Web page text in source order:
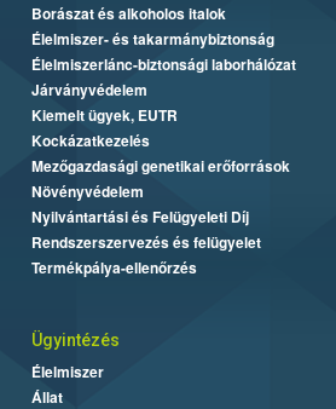
Borászat és alkoholos italok
Élelmiszer- és takarmánybiztonság
Élelmiszerlánc-biztonsági laborhálózat
Járványvédelem
Kiemelt ügyek, EUTR
Kockázatkezelés
Mezőgazdasági genetikai erőforrások
Növényvédelem
Nyilvántartási és Felügyeleti Díj
Rendszerszervezés és felügyelet
Termékpálya-ellenőrzés
Ügyintézés
Élelmiszer
Állat